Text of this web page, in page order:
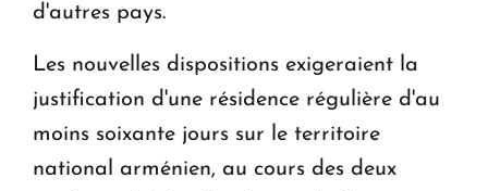
d'autres pays.
Les nouvelles dispositions exigeraient la
justification d'une résidence régulière d'au
moins soixante jours sur le territoire
national arménien, au cours des deux